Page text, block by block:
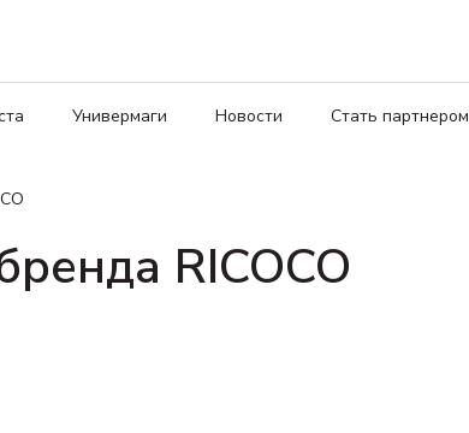
Универмаги Новости Стать партнером
RICOCO